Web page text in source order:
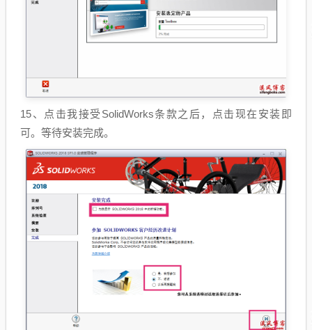
15、点击我接受SolidWorks条款之后，点击现在安装即
可。等待安装完成。